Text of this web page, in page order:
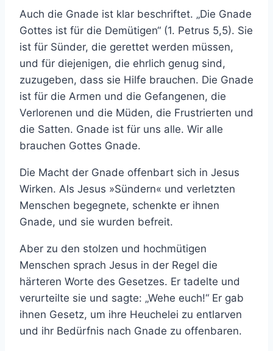
Auch die Gnade ist klar beschriftet. „Die Gnade
Gottes ist für die Demütigen“ (1. Petrus 5,5). Sie
ist für Sünder, die gerettet werden müssen,
und für diejenigen, die ehrlich genug sind,
zuzugeben, dass sie Hilfe brauchen. Die Gnade
ist für die Armen und die Gefangenen, die
Verlorenen und die Müden, die Frustrierten und
die Satten. Gnade ist für uns alle. Wir alle
brauchen Gottes Gnade.
Die Macht der Gnade offenbart sich in Jesus
Wirken. Als Jesus »Sündern« und verletzten
Menschen begegnete, schenkte er ihnen
Gnade, und sie wurden befreit.
Aber zu den stolzen und hochmütigen
Menschen sprach Jesus in der Regel die
härteren Worte des Gesetzes. Er tadelte und
verurteilte sie und sagte: „Wehe euch!“ Er gab
ihnen Gesetz, um ihre Heuchelei zu entlarven
und ihr Bedürfnis nach Gnade zu offenbaren.